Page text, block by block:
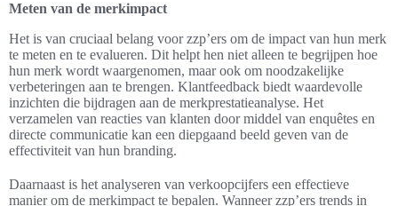
Meten van de merkimpact
Het is van cruciaal belang voor zzp’ers om de impact van hun merk
te meten en te evalueren. Dit helpt hen niet alleen te begrijpen hoe
hun merk wordt waargenomen, maar ook om noodzakelijke
verbeteringen aan te brengen. Klantfeedback biedt waardevolle
inzichten die bijdragen aan de merkprestatieanalyse. Het
verzamelen van reacties van klanten door middel van enquêtes en
directe communicatie kan een diepgaand beeld geven van de
effectiviteit van hun branding.
Daarnaast is het analyseren van verkoopcijfers een effectieve
manier om de merkimpact te bepalen. Wanneer zzp’ers trends in